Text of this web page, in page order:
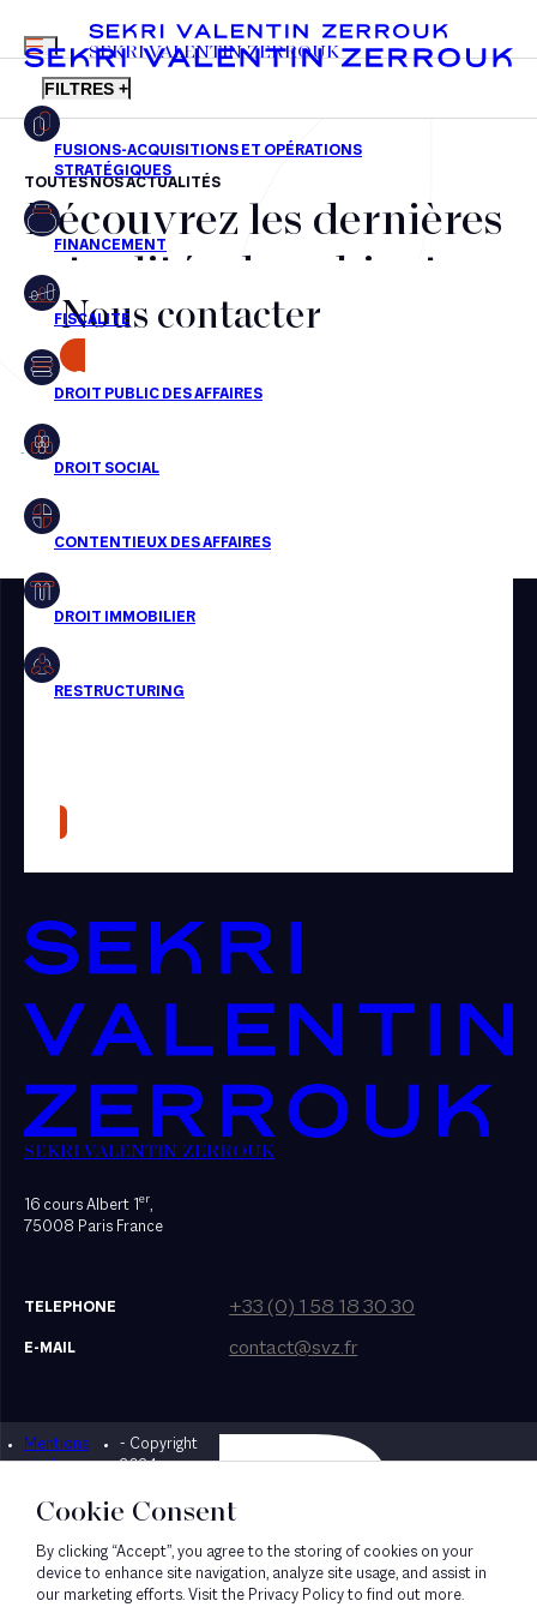
FR EN
MENU
SEKRI VALENTIN ZERROUK
FILTRES +
Fusions-acquisitions et opérations stratégiques
Financement
Fiscalité
Droit public des affaires
Droit social
Droit immobilier
Restructuring
Presse
TOUTES NOS ACTUALITÉS
Découvrez les dernières
actualités du cabinet,
nos récompenses et nos
transactions, jour après
jour
Aucun résultats pour cette recherche
Nous contacter
SEKRI VALENTIN ZERROUK
16 cours Albert 1er,
75008 Paris France
TELEPHONE +33 (0) 1 58 18 30 30
E-MAIL contact@svz.fr
Mentions
légales
- Copyright
2024
Designed by Bonhomme
Cookie Consent
By clicking “Accept”, you agree to the storing of cookies on your
device to enhance site navigation, analyze site usage, and assist in
our marketing efforts. Visit the Privacy Policy to find out more.